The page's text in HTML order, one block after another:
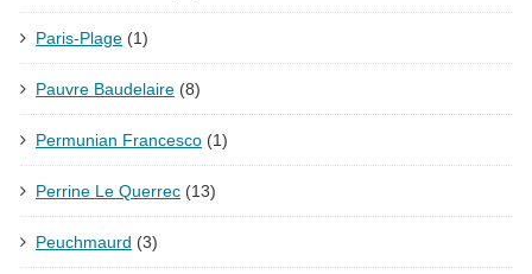
Paris-Plage (1)
Pauvre Baudelaire (8)
Permunian Francesco (1)
Perrine Le Querrec (13)
Peuchmaurd (3)